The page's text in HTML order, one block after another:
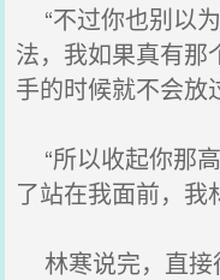
“不过你也别以
法，我如果真有那
手的时候就不会放
“所以收起你那
了站在我面前，我
林寒说完，直接